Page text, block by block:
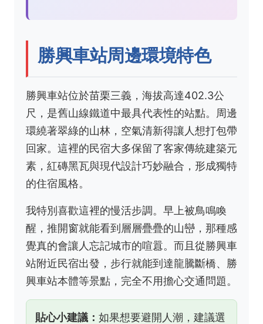
勝興車站周邊環境特色
勝興車站位於苗栗三義，海拔高達402.3公
尺，是舊山線鐵道中最具代表性的站點。周邊
環繞著翠綠的山林，空氣清新得讓人想打包帶
回家。這裡的民宿大多保留了客家傳統建築元
素，紅磚黑瓦與現代設計巧妙融合，形成獨特
的住宿風格。
我特別喜歡這裡的慢活步調。早上被鳥鳴喚
醒，推開窗就能看到層層疊疊的山巒，那種感
覺真的會讓人忘記城市的喧囂。而且從勝興車
站附近民宿出發，步行就能到達龍騰斷橋、勝
興車站本體等景點，完全不用擔心交通問題。
貼心小建議： 如果想要避開人潮，建議選